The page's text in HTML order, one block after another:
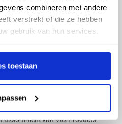
combineren met andere
verstrekt of die ze hebben
gebruik van hun services.
toestaan
EN HULP
2026
assortiment van Vos Products